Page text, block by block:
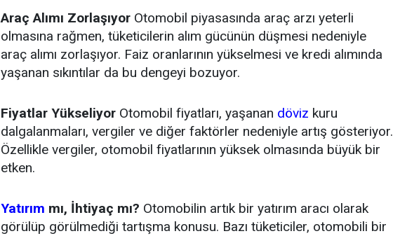
Araç Alımı Zorlaşıyor Otomobil piyasasında araç arzı yeterli
olmasına rağmen, tüketicilerin alım gücünün düşmesi nedeniyle
araç alımı zorlaşıyor. Faiz oranlarının yükselmesi ve kredi alımında
yaşanan sıkıntılar da bu dengeyi bozuyor.
Fiyatlar Yükseliyor Otomobil fiyatları, yaşanan döviz kuru
dalgalanmaları, vergiler ve diğer faktörler nedeniyle artış gösteriyor.
Özellikle vergiler, otomobil fiyatlarının yüksek olmasında büyük bir
etken.
Yatırım mı, İhtiyaç mı? Otomobilin artık bir yatırım aracı olarak
görülüp görülmediği tartışma konusu. Bazı tüketiciler, otomobili bir